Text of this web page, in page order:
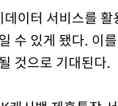
이터 서비스를
수 있게 됐다. 이
것으로 기대된다.